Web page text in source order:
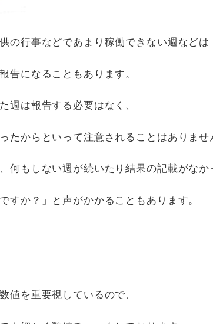
の行事などであまり稼働できない週などは
告になることもあります。
週は報告する必要はなく、
たからといって注意されることはありませ
何もしない週が続いたり結果の記載がな
すか？」と声がかかることもあります。
値を重要視しているので、